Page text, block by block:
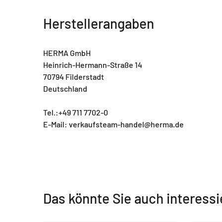
Herstellerangaben
HERMA GmbH
Heinrich-Hermann-Straße 14
70794 Filderstadt
Deutschland
Tel.:+49 711 7702-0
E-Mail: verkaufsteam-handel@herma.de
Das könnte Sie auch